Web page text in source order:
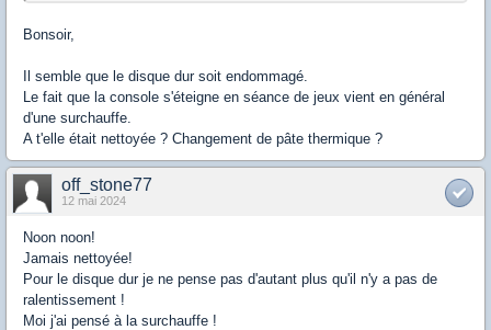
Bonsoir,
Il semble que le disque dur soit endommagé.
Le fait que la console s'éteigne en séance de jeux vient en général
d'une surchauffe.
A t'elle était nettoyée ? Changement de pâte thermique ?
off_stone77
12 mai 2024
Noon noon!
Jamais nettoyée!
Pour le disque dur je ne pense pas d'autant plus qu'il n'y a pas de
ralentissement !
Moi j'ai pensé à la surchauffe !